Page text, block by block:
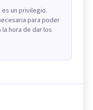
un privilegio.
para poder
hora de dar los